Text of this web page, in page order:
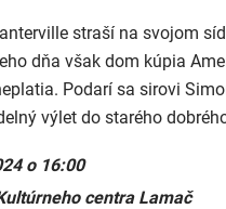
straší na svojom
dňa však dom kúpia
Podarí sa sirovi
výlet do starého
o 16:00
centra Lamač